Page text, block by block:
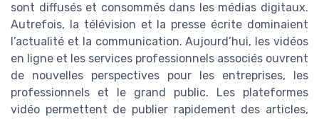
sont diffusés et consommés dans les médias digitaux.
Autrefois, la télévision et la presse écrite dominaient
l’actualité et la communication. Aujourd’hui, les vidéos
en ligne et les services professionnels associés ouvrent
de nouvelles perspectives pour les entreprises, les
professionnels et le grand public. Les plateformes
vidéo permettent de publier rapidement des articles,